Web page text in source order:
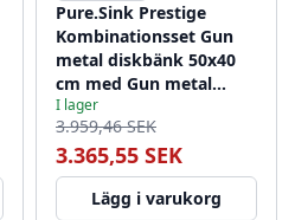
Pure.Sink Prestige
Kombinationsset Gun
metal diskbänk 50x40
cm med Gun metal
Kökskran 1208970763
I lager
3.959,46 SEK
3.365,55 SEK
Lägg i varukorg